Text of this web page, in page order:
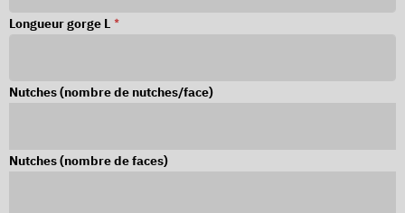
Longueur gorge L *
Nutches (nombre de nutches/face)
Nutches (nombre de faces)